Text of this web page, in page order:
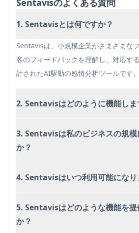
メリット
AI駆動の洞察と推奨を提供
リアルタイムのアラートとト
異なる規模のビジネスにスケ
デメリット
複数のプラットフォームとの
効果はフィードバックデータの
可能性がある
Sentavisのよくある質問
1. Sentavisとは何ですか？
Sentavisは、小規模企業がさまざまな
客のフィードバックを理解し、対応す
計されたAI駆動の感情分析ツールです。
2. Sentavisはどのように機能しま
3. Sentavisは私のビジネスの規
か？
4. Sentavisはいつ利用可能になり
5. Sentavisはどのような機能を提
か？